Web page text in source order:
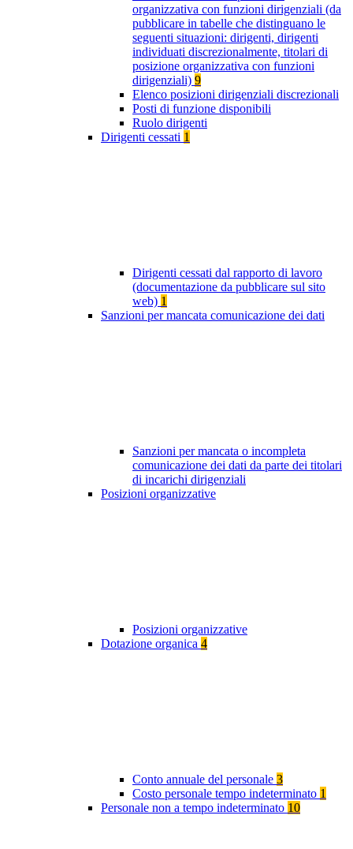
organizzativa con funzioni dirigenziali (da
pubblicare in tabelle che distinguano le
seguenti situazioni: dirigenti, dirigenti
individuati discrezionalmente, titolari di
posizione organizzativa con funzioni
dirigenziali) 9
Elenco posizioni dirigenziali discrezionali
Posti di funzione disponibili
Ruolo dirigenti
Dirigenti cessati 1
Dirigenti cessati dal rapporto di lavoro
(documentazione da pubblicare sul sito
web) 1
Sanzioni per mancata comunicazione dei dati
Sanzioni per mancata o incompleta
comunicazione dei dati da parte dei titolari
di incarichi dirigenziali
Posizioni organizzative
Posizioni organizzative
Dotazione organica 4
Conto annuale del personale 3
Costo personale tempo indeterminato 1
Personale non a tempo indeterminato 10